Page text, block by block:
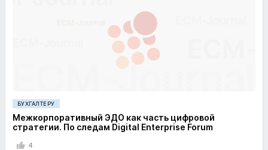
БУХГАЛТЕРУ
Межкорпоративный ЭДО как часть цифровой
стратегии. По следам Digital Enterprise Forum
4